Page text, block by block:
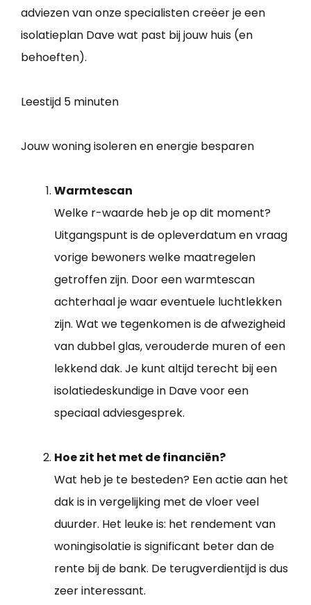
adviezen van onze specialisten creëer je een
isolatieplan Dave wat past bij jouw huis (en
behoeften).
Leestijd 5 minuten
Jouw woning isoleren en energie besparen
Warmtescan
Welke r-waarde heb je op dit moment?
Uitgangspunt is de opleverdatum en vraag
vorige bewoners welke maatregelen
getroffen zijn. Door een warmtescan
achterhaal je waar eventuele luchtlekken
zijn. Wat we tegenkomen is de afwezigheid
van dubbel glas, verouderde muren of een
lekkend dak. Je kunt altijd terecht bij een
isolatiedeskundige in Dave voor een
speciaal adviesgesprek.
Hoe zit het met de financiën?
Wat heb je te besteden? Een actie aan het
dak is in vergelijking met de vloer veel
duurder. Het leuke is: het rendement van
woningisolatie is significant beter dan de
rente bij de bank. De terugverdientijd is dus
zeer interessant.